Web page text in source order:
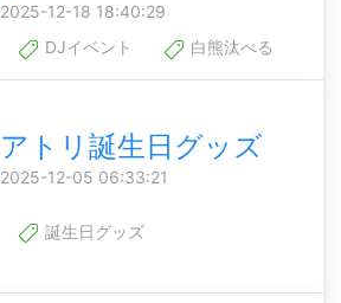
2025-12-18 18:40:29
DJイベント 白熊汰べる
アトリ誕生日グッズ
2025-12-05 06:33:21
誕生日グッズ